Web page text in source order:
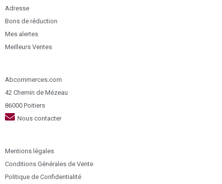
Adresse
Bons de réduction
Mes alertes
Meilleurs Ventes
Abcommerces.com
42 Chemin de Mézeau
86000 Poitiers
Nous contacter
Mentions légales
Conditions Générales de Vente
Politique de Confidentialité